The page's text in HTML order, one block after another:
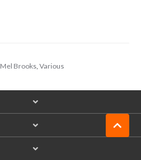
Mel Brooks, Various